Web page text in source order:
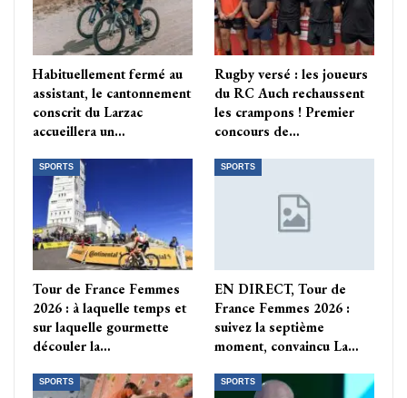
Habituellement fermé au
assistant, le cantonnement
conscrit du Larzac
accueillera un…
Rugby versé : les joueurs
du RC Auch rechaussent
les crampons ! Premier
concours de…
SPORTS
Tour de France Femmes
2026 : à laquelle temps et
sur laquelle gourmette
découler la…
SPORTS
EN DIRECT, Tour de
France Femmes 2026 :
suivez la septième
moment, convaincu La…
SPORTS SPORTS